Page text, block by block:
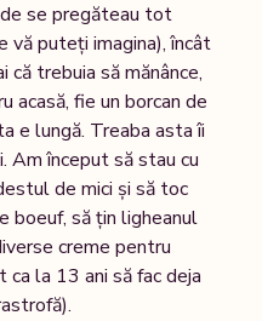
se pregăteau tot
puteți imagina), încât
că trebuia să mănânce,
acasă, fie un borcan de
e lungă. Treaba asta îi
Am început să stau cu
de mici și să toc
boeuf, să țin ligheanul
creme pentru
ca la 13 ani să fac deja